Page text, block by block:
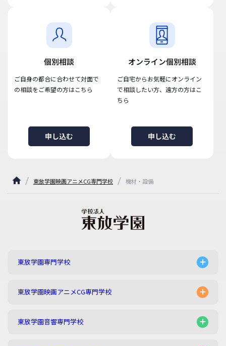
個別相談
ご自身の都合に合わせて対面で
の相談をご希望の方はこちら
申し込む
オンライン個別相談
ご自宅からお気軽にオンライン
で相談したい方、遠方の方はこ
ちら
申し込む
東放学園映画アニメCG専門学校 機材・設備
東放学園専門学校
東放学園映画アニメCG専門学校
東放学園音響専門学校